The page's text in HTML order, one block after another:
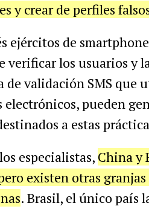
y crear de perfiles
ejércitos de
verificar los usuarios y
de validación SMS
electrónicos, pueden
a estas
especialistas, China y
existen otras
. Brasil, el único país